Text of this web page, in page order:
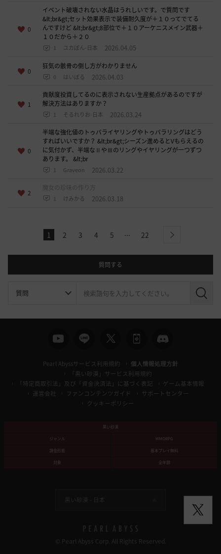
0
イベント破壊されない水晶はうれしいです。で質問です
&lt;br&gt;セット効果表示で装備耐久度が＋１０ってでてる
んですけど &lt;br&gt;8部位で＋１０アーケニスメイン武器＋
１０だから＋２０
1 ユカぽん-日本 2026.04.05
0
狂気の骸骨の倒し方がわかりません
0 はいぽる 2026.04.03
1
貢献度投資してるのに表示されない生産拠点があるのですが
解決方法はありますか？
1 そるれりお-日本 2026.03.24
0
半端な強化値のトゥバライヤリングやトゥバラリングはどう
すればいいですか？ &lt;br&gt;シーズン進めるとVもらえるの
に気付かず、半端なⅡやⅢのリングやイヤリングが一つずつ
あります。 &lt;br
1 Graveon 2026.03.22
2
魔女の珍味の作り方
1 けみかる 2026.03.18
1 2 3 4 5 ...
l
s
t
22 next
質問する
検
Pearl Abyssサービス利用規約
個人情報処理方針
「黒い砂漠」サービス利用規約
「特定商取引法」及び「資金決済法」に基づく表記
ゲーム基本情報
運営会社
ファンコンテンツガイド
サポートセンター
クッキーポリシー
黒い砂漠
ジャンル
MMORPG
課金形態
基本プレイ無料
対象
全年齢
黒い砂漠 - 日本
© Pearl Abyss Corp. All Rights Reserved.